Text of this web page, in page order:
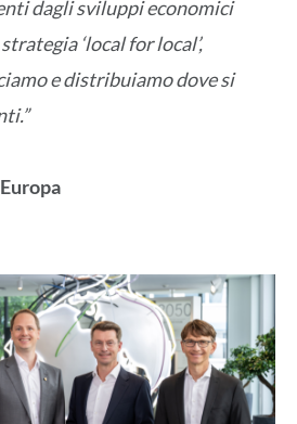
dagli sviluppi economici
‘local for local’,
e distribuiamo dove si